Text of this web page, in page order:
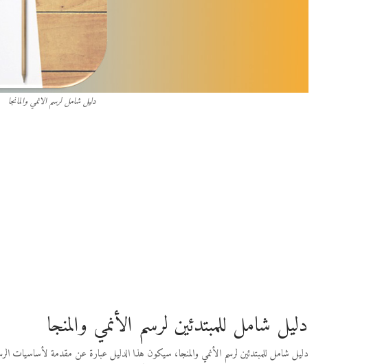
دليل شامل لرسم الانمي والمانجا
دليل شامل للمبتدئين لرسم الأنمي والمنجا
دليل شامل للمبتدئين لرسم الأنمي والمنجا، سيكون هذا الدليل عبارة عن مقدمة لأساسيات